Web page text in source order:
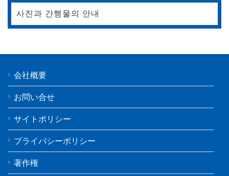
사진과 간행물의 안내
会社概要
お問い合せ
サイトポリシー
プライバシーポリシー
著作権